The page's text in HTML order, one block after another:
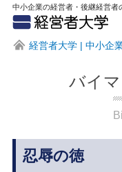
中小企業の経営者・後継経営者
経営者大学 | 中小企
バイ
忍辱の徳